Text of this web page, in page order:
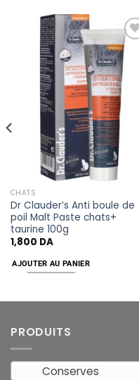
Add
wishlist
CHATS
Dr Clauder’s Anti boule de
poil Malt Paste chats+
taurine 100g
1,800 DA
AJOUTER AU PANIER
PRODUITS
Conserves